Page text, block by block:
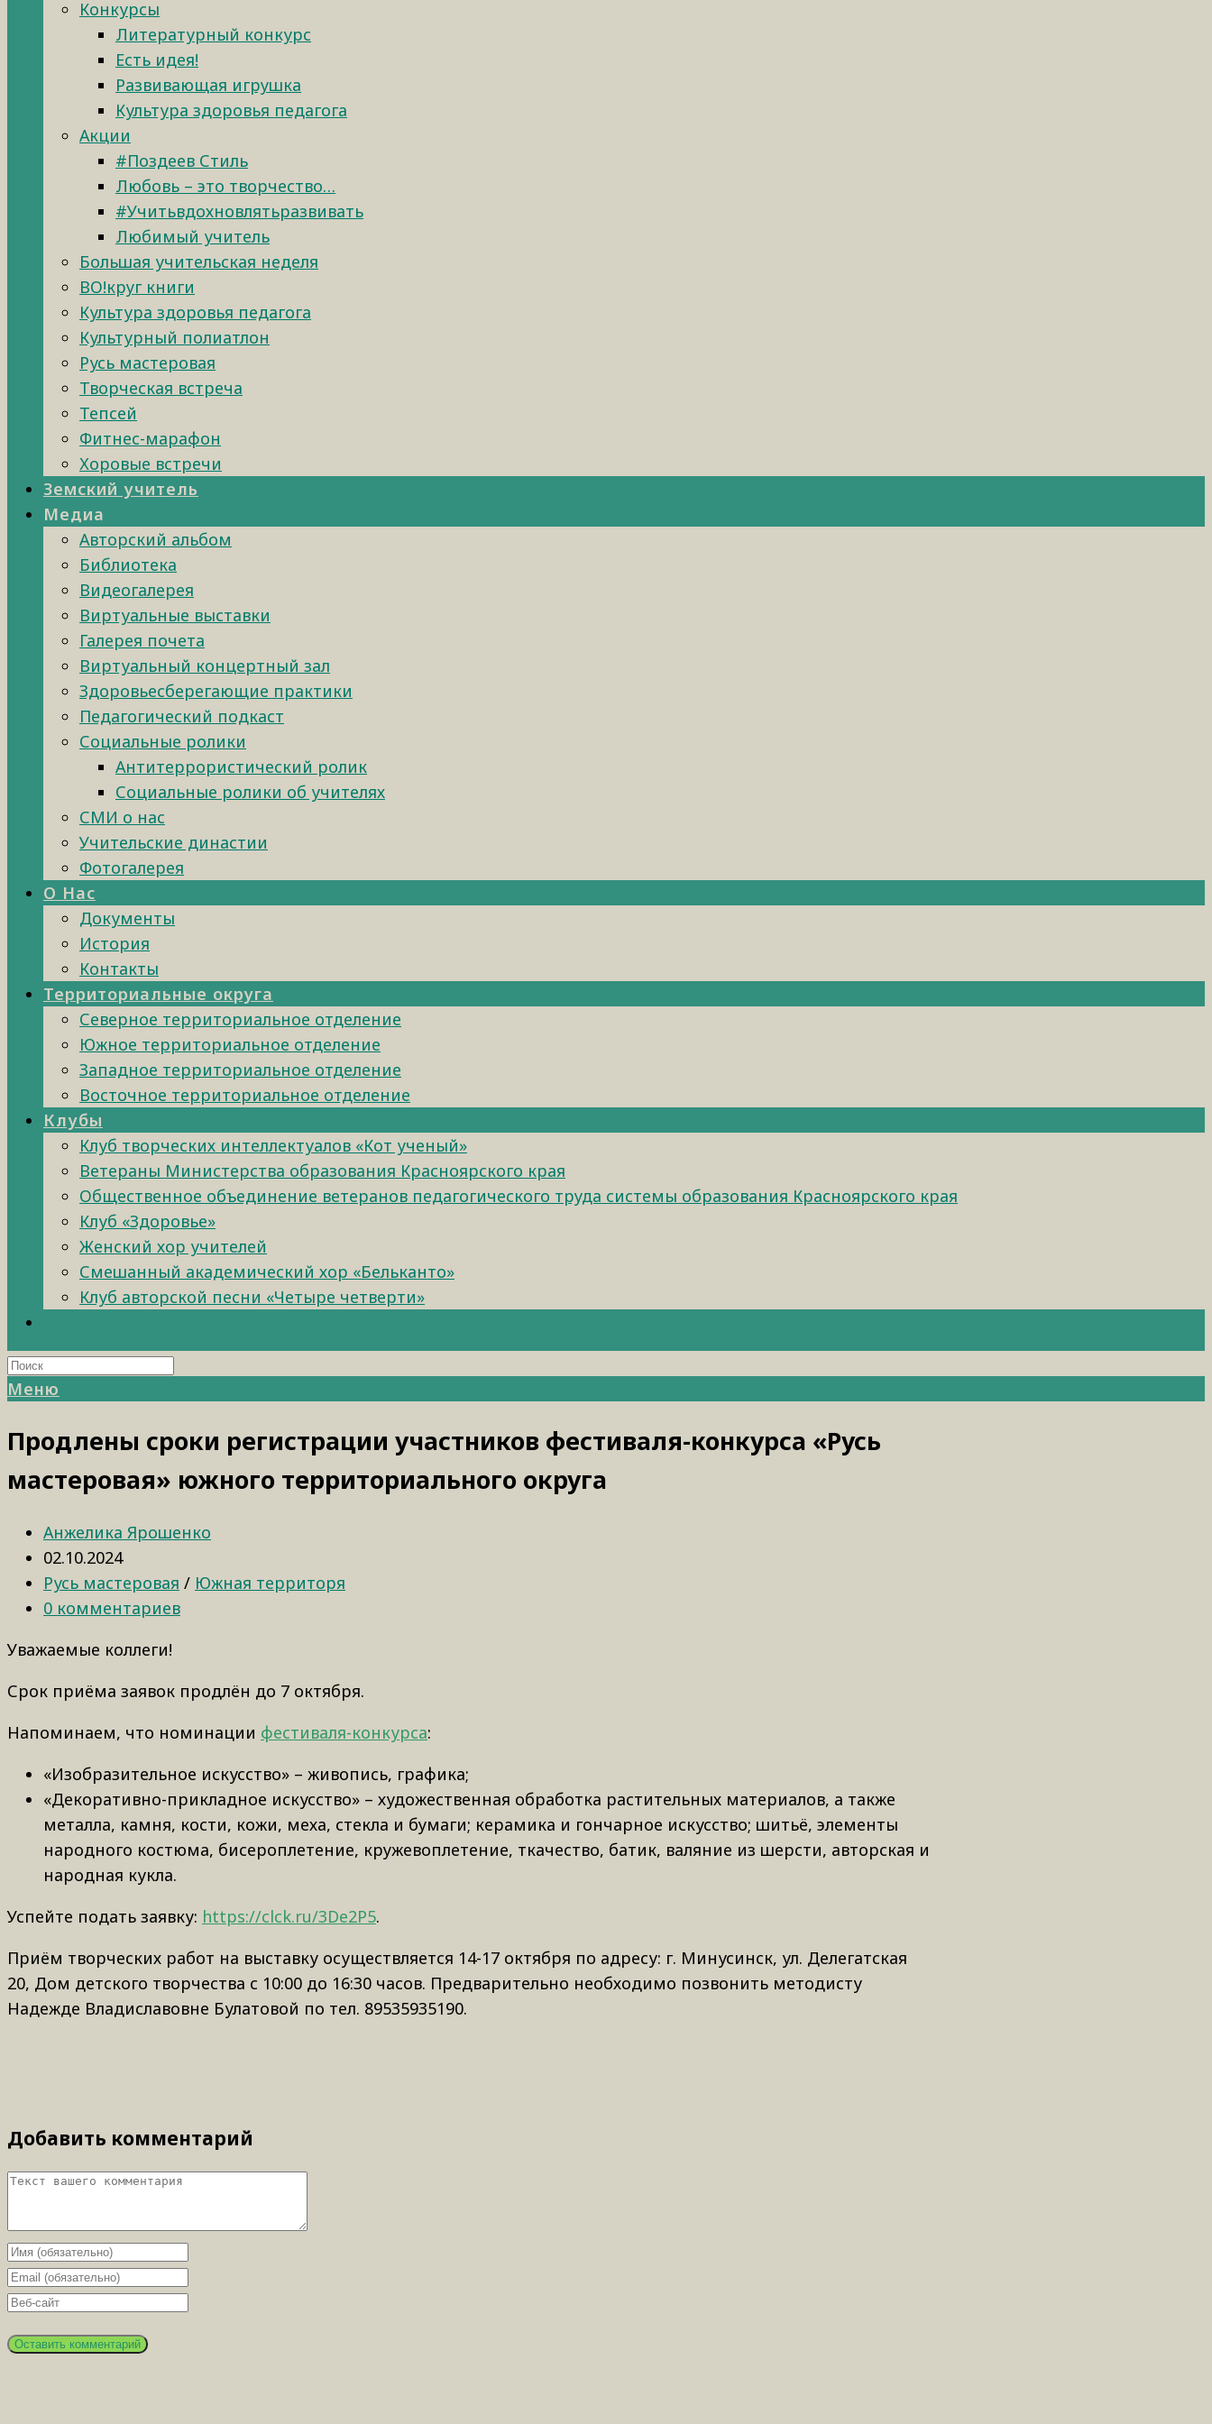
Конкурсы
Литературный конкурс
Есть идея!
Развивающая игрушка
Культура здоровья педагога
Акции
#Поздеев Стиль
Любовь – это творчество…
#Учитьвдохновлятьразвивать
Любимый учитель
Большая учительская неделя
ВО!круг книги
Культура здоровья педагога
Культурный полиатлон
Русь мастеровая
Творческая встреча
Тепсей
Фитнес-марафон
Хоровые встречи
Земский учитель
Медиа
Авторский альбом
Библиотека
Видеогалерея
Виртуальные выставки
Галерея почета
Виртуальный концертный зал
Здоровьесберегающие практики
Педагогический подкаст
Социальные ролики
Антитеррористический ролик
Социальные ролики об учителях
СМИ о нас
Учительские династии
Фотогалерея
О Нас
Документы
История
Контакты
Территориальные округа
Северное территориальное отделение
Южное территориальное отделение
Западное территориальное отделение
Восточное территориальное отделение
Клубы
Клуб творческих интеллектуалов «Кот ученый»
Ветераны Министерства образования Красноярского края
Общественное объединение ветеранов педагогического труда системы образования Красноярского края
Клуб «Здоровье»
Женский хор учителей
Смешанный академический хор «Бельканто»
Клуб авторской песни «Четыре четверти»
Меню
Продлены сроки регистрации участников фестиваля-конкурса «Русь
мастеровая» южного территориального округа
Анжелика Ярошенко
02.10.2024
Русь мастеровая / Южная территоря
0 комментариев
Уважаемые коллеги!
Срок приёма заявок продлён до 7 октября.
Напоминаем, что номинации фестиваля-конкурса:
«Изобразительное искусство» – живопись, графика;
«Декоративно-прикладное искусство» – художественная обработка растительных материалов, а также
металла, камня, кости, кожи, меха, стекла и бумаги; керамика и гончарное искусство; шитьё, элементы
народного костюма, бисероплетение, кружевоплетение, ткачество, батик, валяние из шерсти, авторская и
народная кукла.
Успейте подать заявку: https://clck.ru/3De2P5.
Приём творческих работ на выставку осуществляется 14-17 октября по адресу: г. Минусинск, ул. Делегатская
20, Дом детского творчества с 10:00 до 16:30 часов. Предварительно необходимо позвонить методисту
Надежде Владиславовне Булатовой по тел. 89535935190.
Добавить комментарий